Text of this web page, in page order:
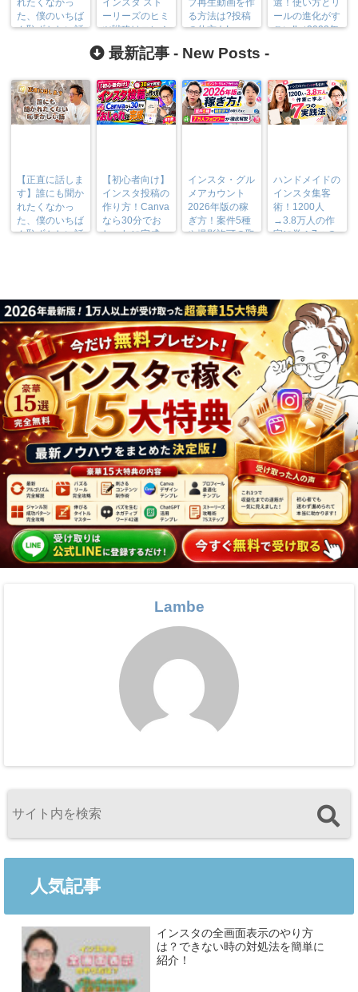
れたくなかっ
た、僕のいちば
ん恥ずかしい話
インスタ スト
ーリーズのヒミ
ツ戦略はコレ！
プ再生動画を作
る方法は?投稿
の仕方も!
選！使い方とリ
ールの進化がす
ごい‼︎（2022年
最新記事 - New Posts -
【正直に話しま
す】誰にも聞か
れたくなかっ
た、僕のいちば
ん恥ずかしい話
【初心者向け】
インスタ投稿の
作り方！Canva
なら30分でお
しゃれに完成
インスタ・グル
メアカウント
2026年版の稼
ぎ方！案件5種
や撮影許可の取
ハンドメイドの
インスタ集客
術！1200人
→3.8万人の作
家に学ぶ7つの
Lambe
人気記事
インスタの全画面表示のやり方
は？できない時の対処法を簡単に
紹介！